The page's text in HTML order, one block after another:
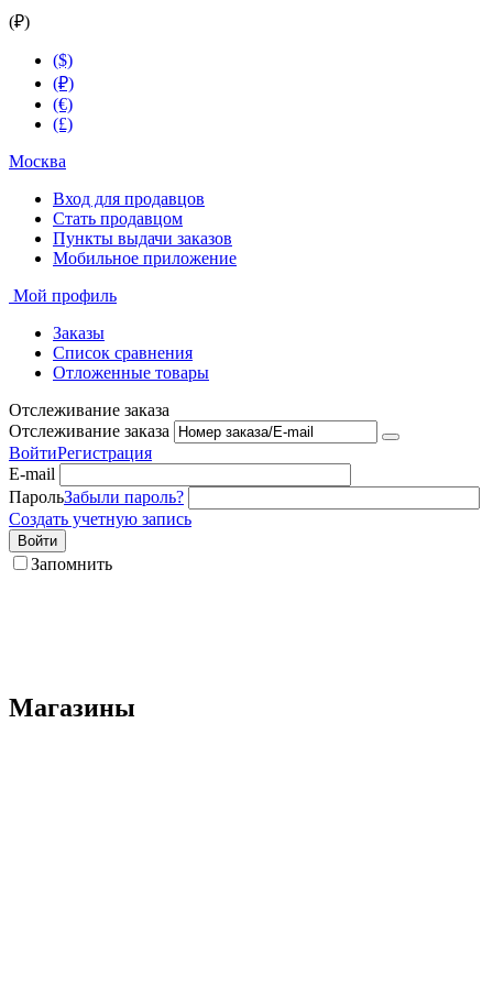
(₽)
($)
(₽)
(€)
(£)
Москва
Вход для продавцов
Стать продавцом
Пункты выдачи заказов
Мобильное приложение
Мой профиль
Заказы
Список сравнения
Отложенные товары
Отслеживание заказа
Отслеживание заказа
ВойтиРегистрация
E-mail
ПарольЗабыли пароль?
Создать учетную запись
Войти
Запомнить
Магазины